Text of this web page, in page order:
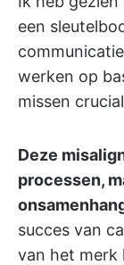
een
werken op
missen
Deze
processen,
succes van
van het merk